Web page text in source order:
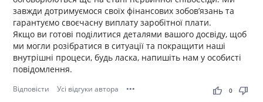
завжди дотримуємося своїх фінансових зобов’язань та
гарантуємо своєчасну виплату заробітної плати.
Якщо ви готові поділитися деталями вашого досвіду, щоб
ми могли розібратися в ситуації та покращити наші
внутрішні процеси, будь ласка, напишіть нам у особисті
повідомлення.
Відповісти Усі відгуки автора ••• thumb_up thumb_down
0